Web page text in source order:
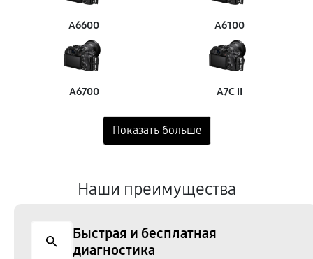
A6600 A6100
A6700 A7C II
Наши преимущества
Быстрая и бесплатная
диагностика